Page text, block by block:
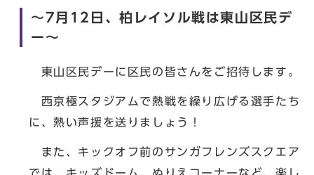
～7月12日、柏レイソル戦は東山区民デ
ー～
東山区民デーに区民の皆さんをご招待します。
西京極スタジアムで熱戦を繰り広げる選手たち
に、熱い声援を送りましょう！
また、キックオフ前のサンガフレンズスクエア